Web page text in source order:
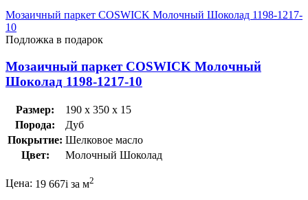
Мозаичный паркет COSWICK Молочный Шоколад 1198-1217-
10
Подложка в подарок
Мозаичный паркет COSWICK Молочный
Шоколад 1198-1217-10
Размер:
190 x 350 x 15
Порода:
Дуб
Покрытие: Шелковое масло
Цвет:
Молочный Шоколад
Цена: 19 667i за м2